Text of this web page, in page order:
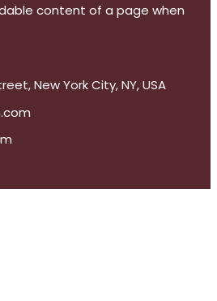
content of a page when
New York City, NY, USA